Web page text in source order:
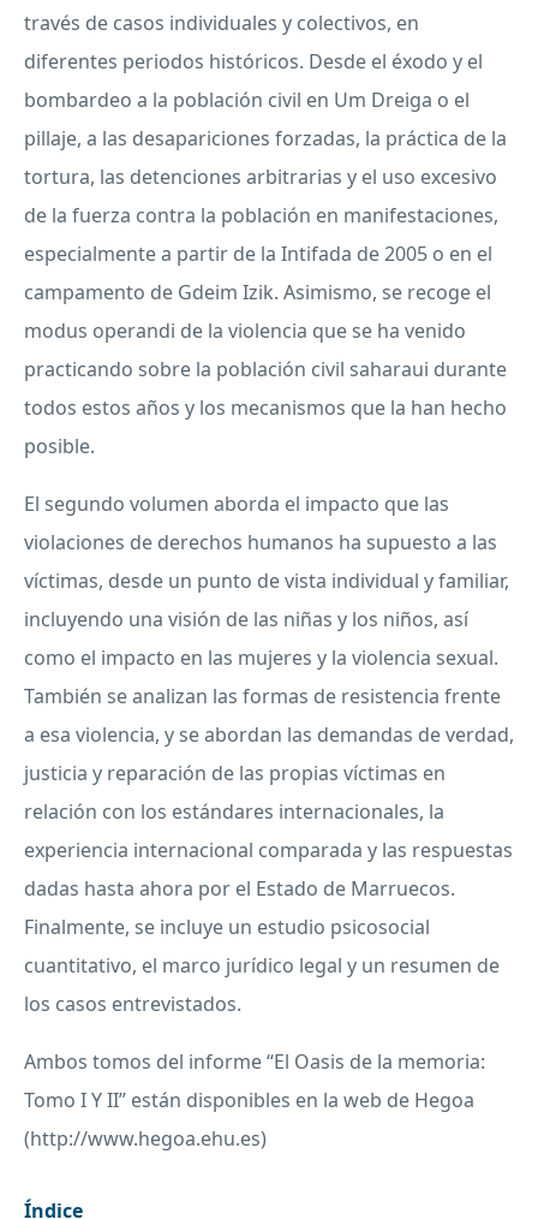
través de casos individuales y colectivos, en
diferentes periodos históricos. Desde el éxodo y el
bombardeo a la población civil en Um Dreiga o el
pillaje, a las desapariciones forzadas, la práctica de la
tortura, las detenciones arbitrarias y el uso excesivo
de la fuerza contra la población en manifestaciones,
especialmente a partir de la Intifada de 2005 o en el
campamento de Gdeim Izik. Asimismo, se recoge el
modus operandi de la violencia que se ha venido
practicando sobre la población civil saharaui durante
todos estos años y los mecanismos que la han hecho
posible.
El segundo volumen aborda el impacto que las
violaciones de derechos humanos ha supuesto a las
víctimas, desde un punto de vista individual y familiar,
incluyendo una visión de las niñas y los niños, así
como el impacto en las mujeres y la violencia sexual.
También se analizan las formas de resistencia frente
a esa violencia, y se abordan las demandas de verdad,
justicia y reparación de las propias víctimas en
relación con los estándares internacionales, la
experiencia internacional comparada y las respuestas
dadas hasta ahora por el Estado de Marruecos.
Finalmente, se incluye un estudio psicosocial
cuantitativo, el marco jurídico legal y un resumen de
los casos entrevistados.
Ambos tomos del informe “El Oasis de la memoria:
Tomo I Y II” están disponibles en la web de Hegoa
(http://www.hegoa.ehu.es)
Índice